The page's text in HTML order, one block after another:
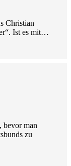
Christian
Ist es mit…
bevor man
zu